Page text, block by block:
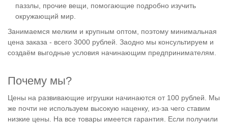
паззлы, прочие вещи, помогающие подробно изучить
окружающий мир.
Занимаемся мелким и крупным оптом, поэтому минимальная
цена заказа - всего 3000 рублей. Заодно мы консультируем и
создаём выгодные условия начинающим предпринимателям.
Почему мы?
Цены на развивающие игрушки начинаются от 100 рублей. Мы
же почти не используем высокую наценку, из-за чего ставим
низкие цены. На все товары имеется гарантия. Если получили